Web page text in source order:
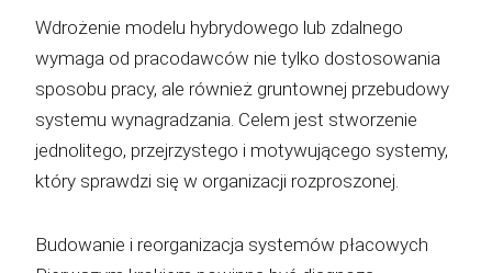
Wdrożenie modelu hybrydowego lub zdalnego
wymaga od pracodawców nie tylko dostosowania
sposobu pracy, ale również gruntownej przebudowy
systemu wynagradzania. Celem jest stworzenie
jednolitego, przejrzystego i motywującego systemy,
który sprawdzi się w organizacji rozproszonej.
Budowanie i reorganizacja systemów płacowych